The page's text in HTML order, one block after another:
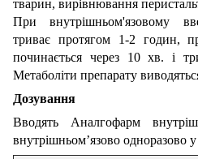
тварин, вирівнювання
При внутрішньом'язовому
триває протягом 1-2 годин,
починається через 10 хв. і
Метаболіти препарату
Дозування
Вводять Аналгофарм
внутрішньом’язово одноразово